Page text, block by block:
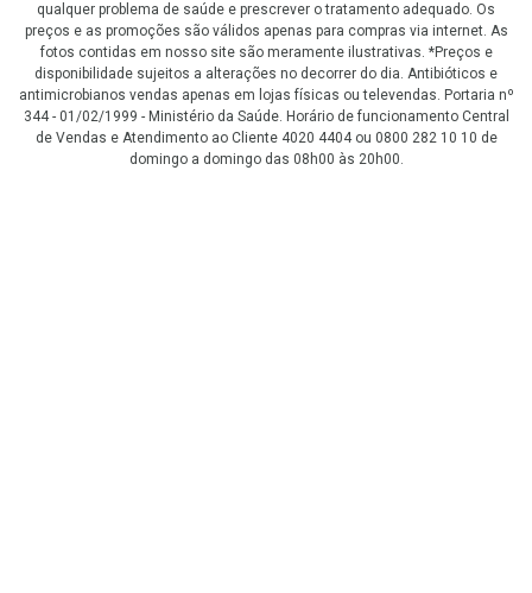
qualquer problema de saúde e prescrever o tratamento adequado. Os
preços e as promoções são válidos apenas para compras via internet. As
fotos contidas em nosso site são meramente ilustrativas. *Preços e
disponibilidade sujeitos a alterações no decorrer do dia. Antibióticos e
antimicrobianos vendas apenas em lojas físicas ou televendas. Portaria nº
344 - 01/02/1999 - Ministério da Saúde. Horário de funcionamento Central
de Vendas e Atendimento ao Cliente 4020 4404 ou 0800 282 10 10 de
domingo a domingo das 08h00 às 20h00.